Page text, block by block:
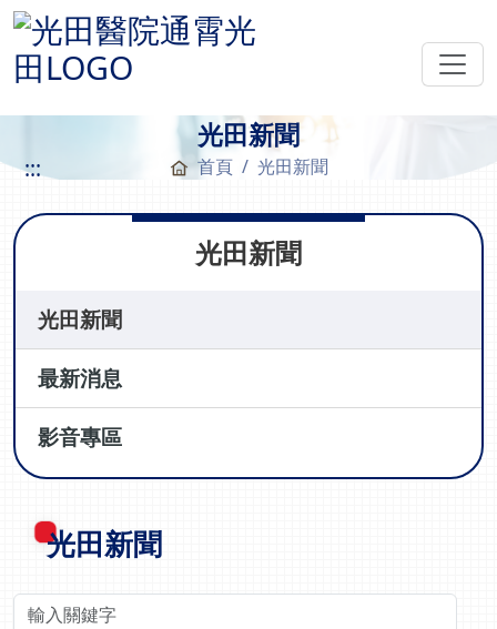
光田新聞
::: 首頁 光田新聞
光田新聞
光田新聞
最新消息
影音專區
光田新聞